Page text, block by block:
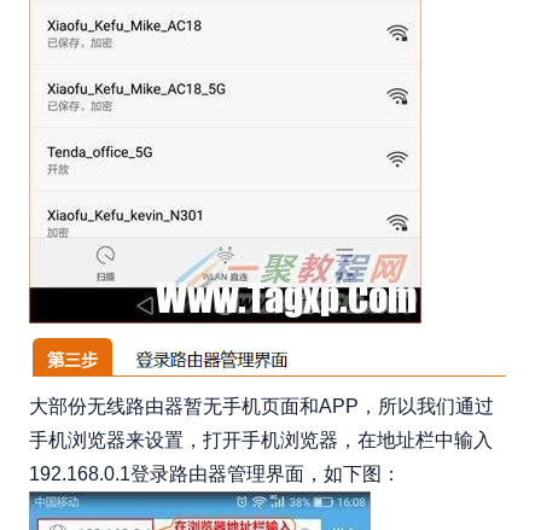
大部份无线路由器暂无手机页面和APP，所以我们通过
手机浏览器来设置，打开手机浏览器，在地址栏中输入
192.168.0.1登录路由器管理界面，如下图：